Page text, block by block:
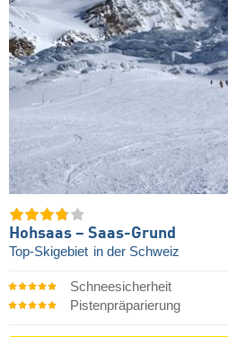
Hohsaas – Saas-Grund
Top-Skigebiet in der Schweiz
Schneesicherheit
Pistenpräparierung